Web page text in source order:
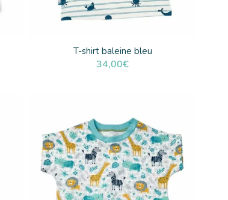
T-shirt baleine bleu
34,00€